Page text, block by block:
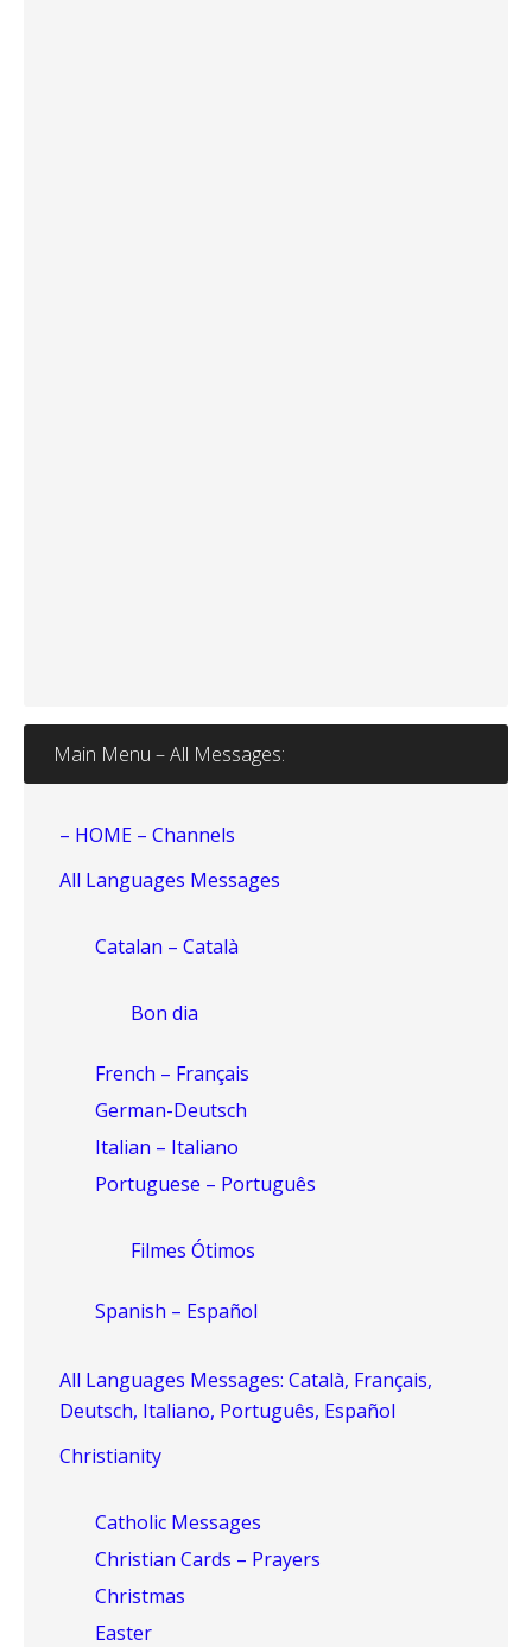
Main Menu – All Messages:
– HOME – Channels
All Languages Messages
Catalan – Català
Bon dia
French – Français
German-Deutsch
Italian – Italiano
Portuguese – Português
Filmes Ótimos
Spanish – Español
All Languages Messages: Català, Français,
Deutsch, Italiano, Português, Español
Christianity
Catholic Messages
Christian Cards – Prayers
Christmas
Easter